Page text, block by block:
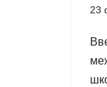
23